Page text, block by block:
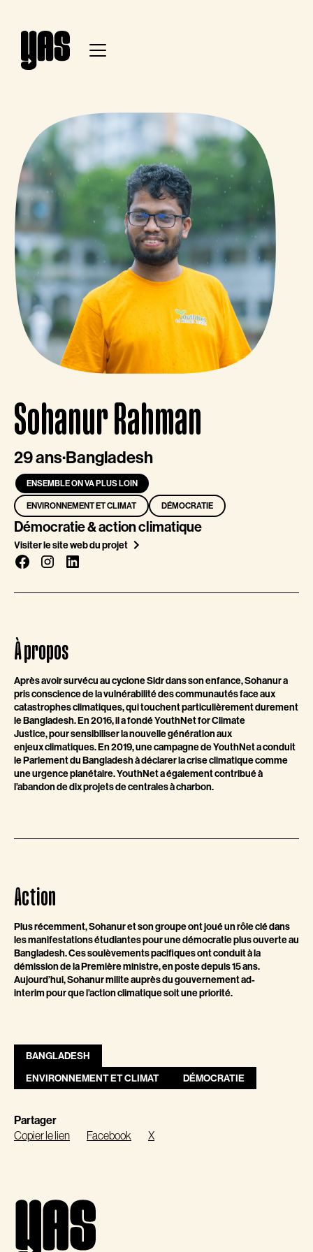
Sohanur Rahman
29 ans·Bangladesh
ENSEMBLE ON VA PLUS LOIN
ENVIRONNEMENT ET CLIMAT DÉMOCRATIE
Démocratie & action climatique
Visiter le site web du projet
À propos
Après avoir survécu au cyclone Sidr dans son enfance, Sohanur a
pris conscience de la vulnérabilité des communautés face aux
catastrophes climatiques, qui touchent particulièrement durement
le Bangladesh. En 2016, il a fondé YouthNet for Climate
Justice, pour sensibiliser la nouvelle génération aux
enjeux climatiques. En 2019, une campagne de YouthNet a conduit
le Parlement du Bangladesh à déclarer la crise climatique comme
une urgence planétaire. YouthNet a également contribué à
l’abandon de dix projets de centrales à charbon.
Action
Plus récemment, Sohanur et son groupe ont joué un rôle clé dans
les manifestations étudiantes pour une démocratie plus ouverte au
Bangladesh. Ces soulèvements pacifiques ont conduit à la
démission de la Première ministre, en poste depuis 15 ans.
Aujourd’hui, Sohanur milite auprès du gouvernement ad-
interim pour que l’action climatique soit une priorité.
BANGLADESH
ENVIRONNEMENT ET CLIMAT
DÉMOCRATIE
Partager
Copier le lien
Facebook X